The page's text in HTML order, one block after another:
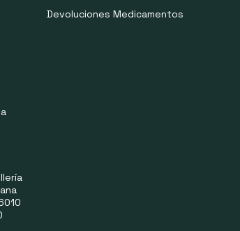
Devoluciones Medicamentos